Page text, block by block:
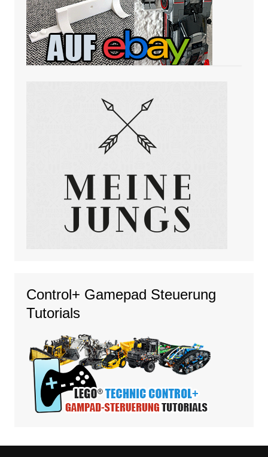
Control+ Gamepad Steuerung
Tutorials